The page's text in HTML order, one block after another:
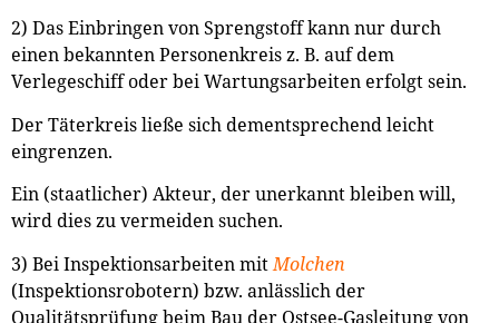
2) Das Einbringen von Sprengstoff kann nur durch
einen bekannten Personenkreis z. B. auf dem
Verlegeschiff oder bei Wartungsarbeiten erfolgt sein.
Der Täterkreis ließe sich dementsprechend leicht
eingrenzen.
Ein (staatlicher) Akteur, der unerkannt bleiben will,
wird dies zu vermeiden suchen.
3) Bei Inspektionsarbeiten mitMolchen
(Inspektionsrobotern) bzw. anlässlich der
Qualitätsprüfung beim Bau der Ostsee-Gasleitung von